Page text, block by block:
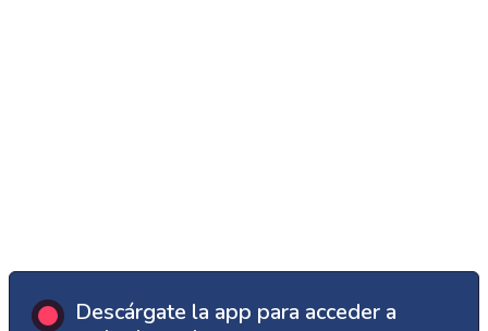
Descárgate la app para acceder a